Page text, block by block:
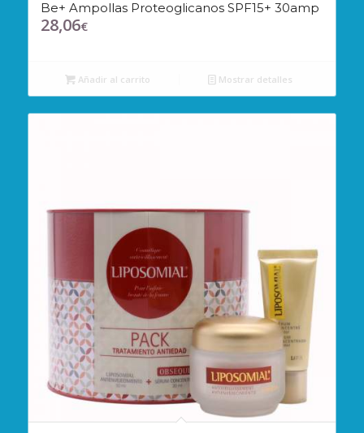
Be+ Ampollas Proteoglicanos SPF15+ 30amp
28,06€
Añadir al carrito Mostrar detalles